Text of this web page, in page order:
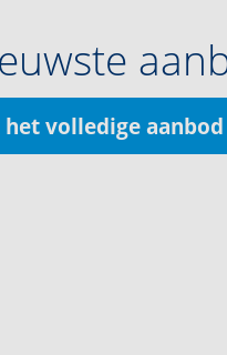
volledige aanbod